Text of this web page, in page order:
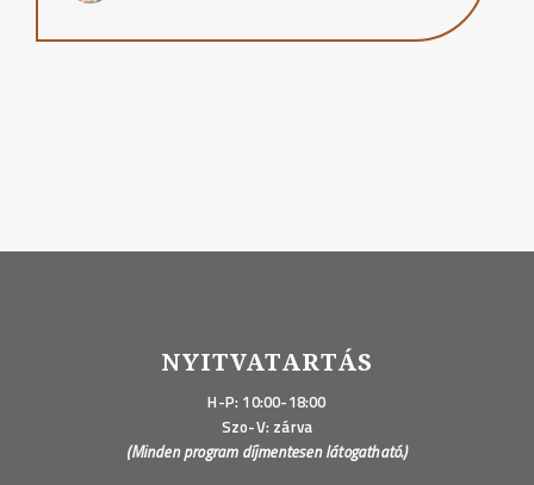
NYITVATARTÁS
H-P: 10:00-18:00
Szo-V: zárva
(Minden program díjmentesen látogatható.)